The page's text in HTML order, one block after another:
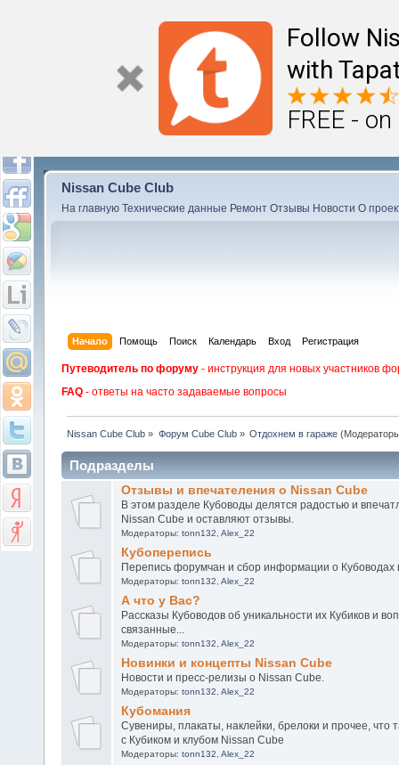
Follow
with
FREE -
Nissan Cube Club
На главную Технические данные Ремонт Отзывы Новости О
Начало Помощь Поиск Календарь Вход Регистрация
Путеводитель по форуму - инструкция для новых участников
FAQ - ответы на часто задаваемые вопросы
Nissan Cube Club » Форум Cube Club» Отдохнем в гараже
Подразделы
Отзывы и впечателения о Nissan Cube
В этом разделе Кубоводы делятся радостью и
Nissan Cube и оставляют отзывы.
Модераторы: tonn132 Alex_22
Кубоперепись
Перепись форумчан и сбор информации о Кубоводах
Модераторы: tonn132 Alex_22
А что у Вас?
Рассказы Кубоводов об уникальности их Кубиков и
связанные...
Модераторы: tonn132 Alex_22
Новинки и концепты Nissan Cube
Новости и пресс-релизы о Nissan Cube.
Модераторы: tonn132 Alex_22
Кубомания
Сувениры, плакаты, наклейки, брелоки и прочее, что
с Кубиком и клубом Nissan Cube
Модераторы: tonn132 Alex_22